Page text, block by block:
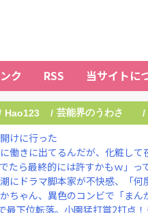
ク RSS 当サイトに
Hao123 / 芸能界のうわさ /
けに行った
働きに出てるんだが、化粧して
たら最終的には許すかもｗ」っ
にドラマ脚本家が不快感、「何
ちゃん、異色のコンビで「まん
最下位転落。小園猛打賞2打点